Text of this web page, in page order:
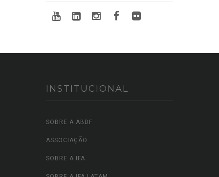
INSTITUCIONAL
SOBRE A ABDF
ASSOCIAÇÃO
SOBRE A IFA